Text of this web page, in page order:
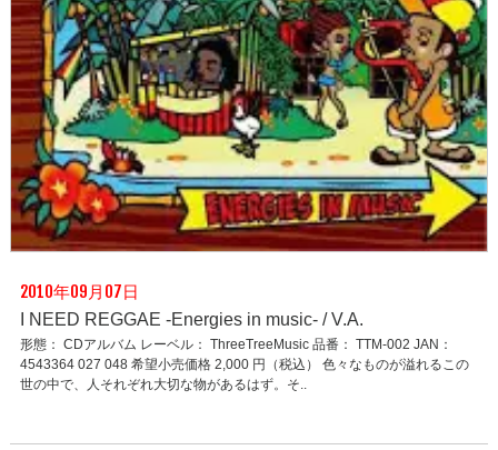
2010年09月07日
I NEED REGGAE -Energies in music- / V.A.
形態： CDアルバム レーベル： ThreeTreeMusic 品番： TTM-002 JAN：
4543364 027 048 希望小売価格 2,000 円（税込） 色々なものが溢れるこの
世の中で、人それぞれ大切な物があるはず。そ..